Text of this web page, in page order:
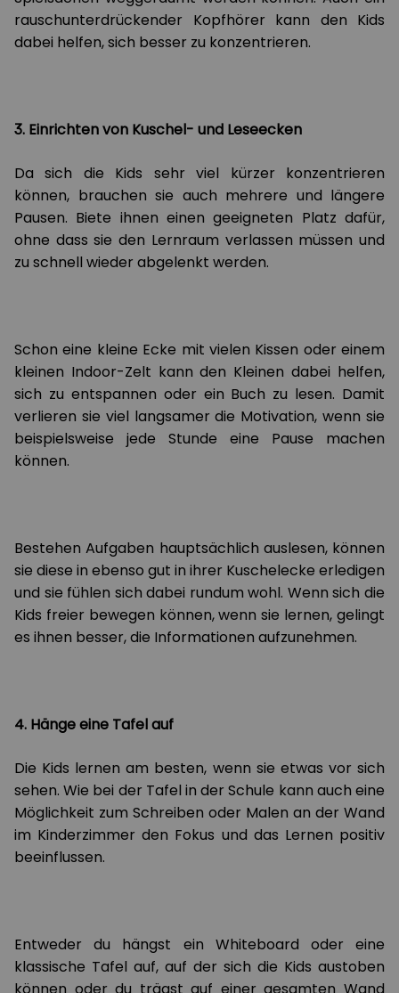
rauschunterdrückender Kopfhörer kann den Kids
dabei helfen, sich besser zu konzentrieren.
3. Einrichten von Kuschel- und Leseecken
Da sich die Kids sehr viel kürzer konzentrieren
können, brauchen sie auch mehrere und längere
Pausen. Biete ihnen einen geeigneten Platz dafür,
ohne dass sie den Lernraum verlassen müssen und
zu schnell wieder abgelenkt werden.
Schon eine kleine Ecke mit vielen Kissen oder einem
kleinen Indoor-Zelt kann den Kleinen dabei helfen,
sich zu entspannen oder ein Buch zu lesen. Damit
verlieren sie viel langsamer die Motivation, wenn sie
beispielsweise jede Stunde eine Pause machen
können.
Bestehen Aufgaben hauptsächlich auslesen, können
sie diese in ebenso gut in ihrer Kuschelecke erledigen
und sie fühlen sich dabei rundum wohl. Wenn sich die
Kids freier bewegen können, wenn sie lernen, gelingt
es ihnen besser, die Informationen aufzunehmen.
4. Hänge eine Tafel auf
Die Kids lernen am besten, wenn sie etwas vor sich
sehen. Wie bei der Tafel in der Schule kann auch eine
Möglichkeit zum Schreiben oder Malen an der Wand
im Kinderzimmer den Fokus und das Lernen positiv
beeinflussen.
Entweder du hängst ein Whiteboard oder eine
klassische Tafel auf, auf der sich die Kids austoben